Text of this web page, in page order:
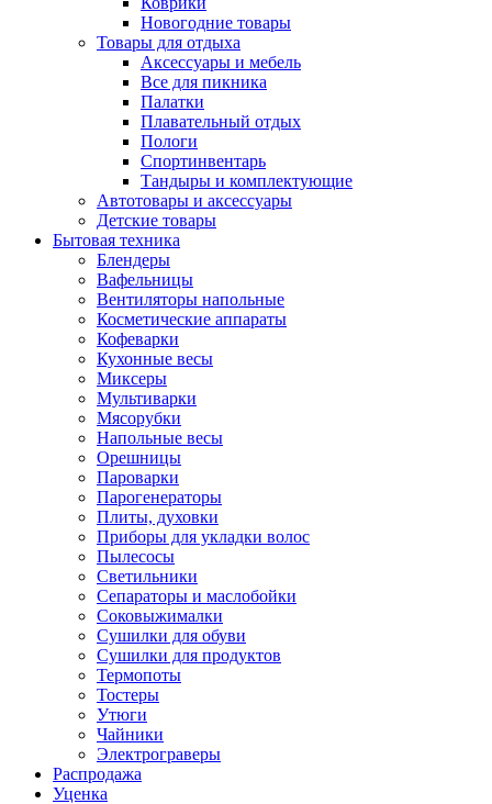
Новогодние товары
Товары для отдыха
Аксессуары и мебель
Все для пикника
Палатки
Плавательный отдых
Пологи
Спортинвентарь
Тандыры и комплектующие
Автотовары и аксессуары
Детские товары
Бытовая техника
Блендеры
Вафельницы
Вентиляторы напольные
Косметические аппараты
Кофеварки
Кухонные весы
Миксеры
Мультиварки
Мясорубки
Напольные весы
Орешницы
Пароварки
Парогенераторы
Плиты, духовки
Приборы для укладки волос
Пылесосы
Светильники
Сепараторы и маслобойки
Соковыжималки
Сушилки для обуви
Сушилки для продуктов
Термопоты
Тостеры
Утюги
Чайники
Электрограверы
Распродажа
Уценка